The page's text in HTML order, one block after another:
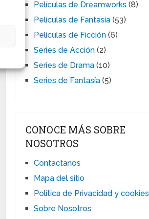
Películas de Dreamworks (8)
Películas de Fantasía (53)
Películas de Ficción (6)
Series de Acción (2)
Series de Drama (10)
Series de Fantasía (5)
CONOCE MÁS SOBRE
NOSOTROS
Contactanos
Mapa del sitio
Politica de Privacidad y cookies
Sobre Nosotros